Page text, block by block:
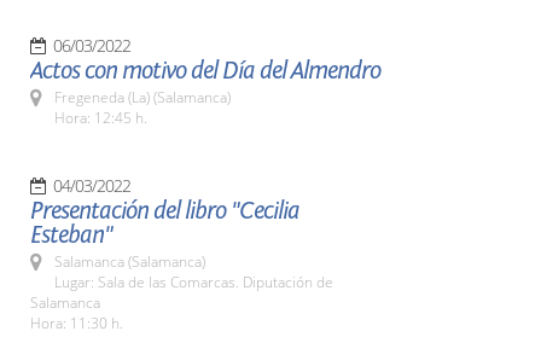
06/03/2022
Actos con motivo del Día del Almendro
Fregeneda (La) (Salamanca)
Hora: 12:45 h.
04/03/2022
Presentación del libro "Cecilia
Esteban"
Salamanca (Salamanca)
Lugar: Sala de las Comarcas. Diputación de
Salamanca
Hora: 11:30 h.